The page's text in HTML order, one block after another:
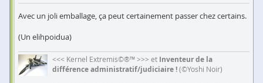
Avec un joli emballage, ça peut certainement passer chez certains.
(Un elihpoidua)
<<< Kernel Extremis©®™ >>> et Inventeur de la
différence administratif/judiciaire !(©Yoshi Noir)